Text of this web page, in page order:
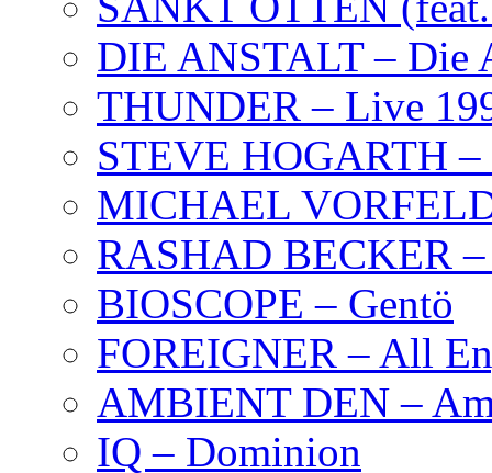
DIE ANSTALT – Die
THUNDER – Live
STEVE HOGARTH –
MICHAEL
RASHAD BECKER
BIOSCOPE – Gentö
FOREIGNER – All
AMBIENT DEN –
IQ – Dominion